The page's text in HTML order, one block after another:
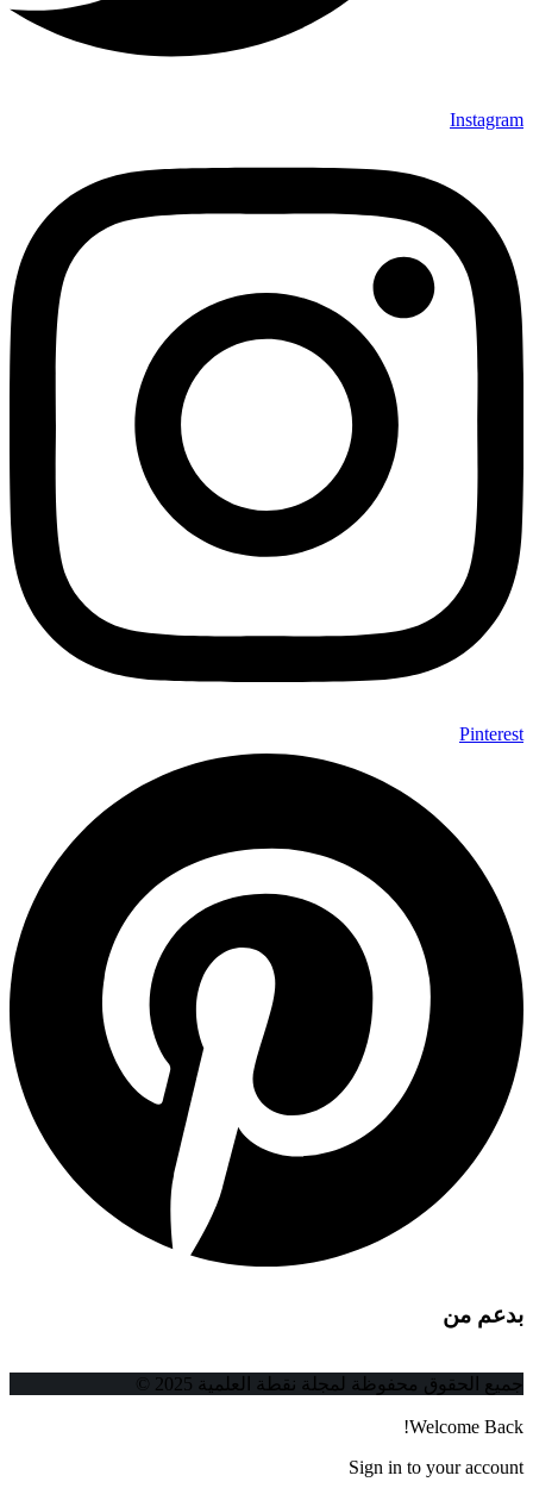
Instagram
Pinterest
بدعم من
جميع الحقوق محفوظة لمجلة نقطة العلمية 2025 ©
Welcome Back!
Sign in to your account